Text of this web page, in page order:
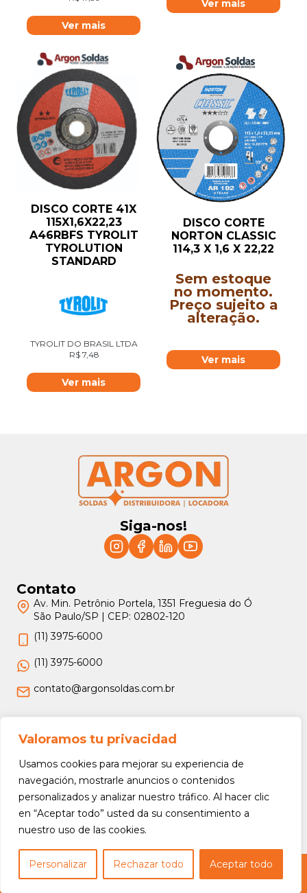
Valoramos tu privacidad
Usamos cookies para mejorar su experiencia de
navegación, mostrarle anuncios o contenidos
personalizados y analizar nuestro tráfico. Al hacer clic
en “Aceptar todo” usted da su consentimiento a
nuestro uso de las cookies.
Personalizar Rechazar todo Aceptar todo
Ver mais
Ver mais
DISCO CORTE 41X
115X1,6X22,23
A46RBFS TYROLIT
TYROLUTION
STANDARD
TYROLIT DO BRASIL LTDA
R$7,48
Ver mais
DISCO CORTE
NORTON CLASSIC
114,3 X 1,6 X 22,22
Sem estoque
no momento.
Preço sujeito a
alteração.
Ver mais
Siga-nos!
Contato
Av. Min. Petrônio Portela, 1351 Freguesia do Ó
São Paulo/SP | CEP: 02802-120
(11) 3975-6000
(11) 3975-6000
contato@argonsoldas.com.br
Jurídico
Termos e Condições
Política de Privacidade
Política de Devolução e Reembolso
Copyright © 2026 Argon Soldas (Lei 9610 de 19/02/1998) - Todos os direitos
reservados.